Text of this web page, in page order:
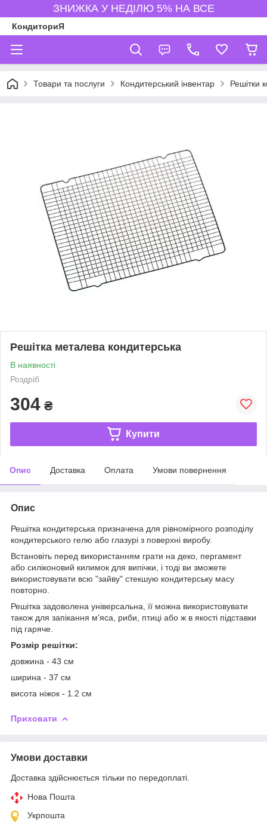
ЗНИЖКА У НЕДІЛЮ 5% НА ВСЕ
КондиториЯ
Товари та послуги Кондитерський інвентар Решітки
Решітка металева кондитерська
В наявності
Роздріб
304 ₴
Купити
Опис Доставка Оплата Умови повернення
Опис
Решітка кондитерська призначена для рівномірного розподілу
кондитерського гелю або глазурі з поверхні виробу.
Встановіть перед використанням грати на деко, пергамент
або силіконовий килимок для випічки, і тоді ви зможете
використовувати всю "зайву" стекшую кондитерську масу
повторно.
Решітка задоволена універсальна, її можна використовувати
також для запікання м'яса, риби, птиці або ж в якості підставки
під гаряче.
Розмір решітки:
довжина - 43 см
ширина - 37 см
висота ніжок - 1.2 см
Приховати
Умови доставки
Доставка здійснюється тільки по передоплаті.
Нова Пошта
Укрпошта